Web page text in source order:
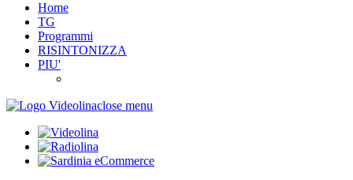
Home
TG
Programmi
RISINTONIZZA
PIU'
close menu